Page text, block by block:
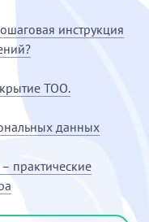
инструкция
ТОО.
данных
практические